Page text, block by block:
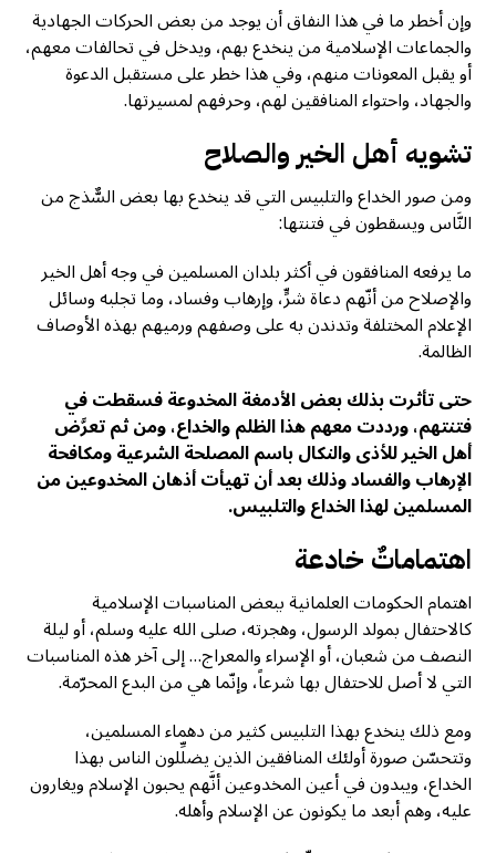
وإن أخطر ما في هذا النفاق أن يوجد من بعض الحركات الجهادية
والجماعات الإسلامية من ينخدع بهم، ويدخل في تحالفات معهم،
أو يقبل المعونات منهم، وفي هذا خطر على مستقبل الدعوة
والجهاد، واحتواء المنافقين لهم، وحرفهم لمسيرتها.
تشويه أهل الخير والصلاح
ومن صور الخداع والتلبيس التي قد ينخدع بها بعض السٌّذج من
النَّاس ويسقطون في فتنتها:
ما يرفعه المنافقون في أكثر بلدان المسلمين في وجه أهل الخير
والإصلاح من أنّهم دعاة شرٍّ، وإرهاب وفساد، وما تجلبه وسائل
الإعلام المختلفة وتدندن به على وصفهم ورميهم بهذه الأوصاف
الظالمة.
حتى تأثرت بذلك بعض الأدمغة المخدوعة فسقطت في
فتنتهم، ورددت معهم هذا الظلم والخداع، ومن ثم تعرَّض
أهل الخير للأذى والنكال باسم المصلحة الشرعية ومكافحة
الإرهاب والفساد وذلك بعد أن تهيأت أذهان المخدوعين من
المسلمين لهذا الخداع والتلبيس.
اهتماماتٌ خادعة
اهتمام الحكومات العلمانية ببعض المناسبات الإسلامية
كالاحتفال بمولد الرسول، وهجرته، صلى الله عليه وسلم، أو ليلة
النصف من شعبان، أو الإسراء والمعراج… إلى آخر هذه المناسبات
التي لا أصل للاحتفال بها شرعاً، وإنّما هي من البدع المحرّمة.
ومع ذلك ينخدع بهذا التلبيس كثير من دهماء المسلمين،
وتتحسّن صورة أولئك المنافقين الذين يضلِّلون الناس بهذا
الخداع، ويبدون في أعين المخدوعين أنَّهم يحبون الإسلام ويغارون
عليه، وهم أبعد ما يكونون عن الإسلام وأهله.